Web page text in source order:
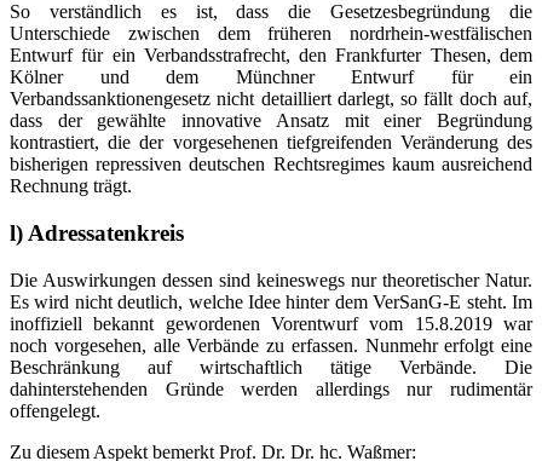
So verständlich es ist, dass die Gesetzesbegründung die
Unterschiede zwischen dem früheren nordrhein-westfälischen
Entwurf für ein Verbandsstrafrecht, den Frankfurter Thesen, dem
Kölner und dem Münchner Entwurf für ein
Verbandssanktionengesetz nicht detailliert darlegt, so fällt doch auf,
dass der gewählte innovative Ansatz mit einer Begründung
kontrastiert, die der vorgesehenen tiefgreifenden Veränderung des
bisherigen repressiven deutschen Rechtsregimes kaum ausreichend
Rechnung trägt.
l) Adressatenkreis
Die Auswirkungen dessen sind keineswegs nur theoretischer Natur.
Es wird nicht deutlich, welche Idee hinter dem VerSanG-E steht. Im
inoffiziell bekannt gewordenen Vorentwurf vom 15.8.2019 war
noch vorgesehen, alle Verbände zu erfassen. Nunmehr erfolgt eine
Beschränkung auf wirtschaftlich tätige Verbände. Die
dahinterstehenden Gründe werden allerdings nur rudimentär
offengelegt.
Zu diesem Aspekt bemerkt Prof. Dr. Dr. hc. Waßmer: